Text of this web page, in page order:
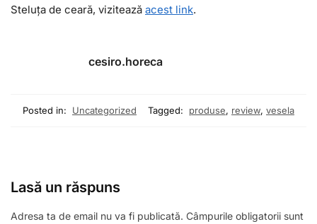
Steluța de ceară, vizitează acest link.
cesiro.horeca
Posted in: Uncategorized Tagged: produse, review, vesela
Lasă un răspuns
Adresa ta de email nu va fi publicată. Câmpurile obligatorii sunt